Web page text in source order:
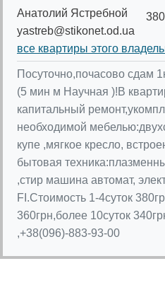
Анатолий Ястребной
yastreb@stikonet.od.ua
все квартиры этого
Посуточно,почасово сдам
(5 мин м Научная )!В
капитальный
необходимой
купе ,мягкое кресло,
бытовая
,стир машина автомат,
FI.Стоимость 1-4суток
360грн,более 10суток
,+38(096)-883-93-00